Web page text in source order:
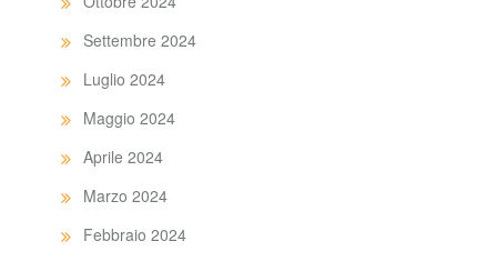
Settembre 2024
Luglio 2024
Maggio 2024
Aprile 2024
Marzo 2024
Febbraio 2024